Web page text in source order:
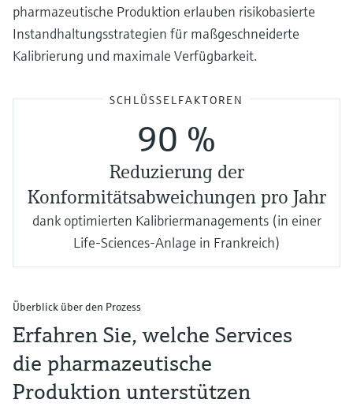
pharmazeutische Produktion erlauben risikobasierte
Instandhaltungsstrategien für maßgeschneiderte
Kalibrierung und maximale Verfügbarkeit.
SCHLÜSSELFAKTOREN
90 %
Reduzierung der
Konformitätsabweichungen pro Jahr
dank optimierten Kalibriermanagements (in einer
Life-Sciences-Anlage in Frankreich)
Überblick über den Prozess
Erfahren Sie, welche Services
die pharmazeutische
Produktion unterstützen